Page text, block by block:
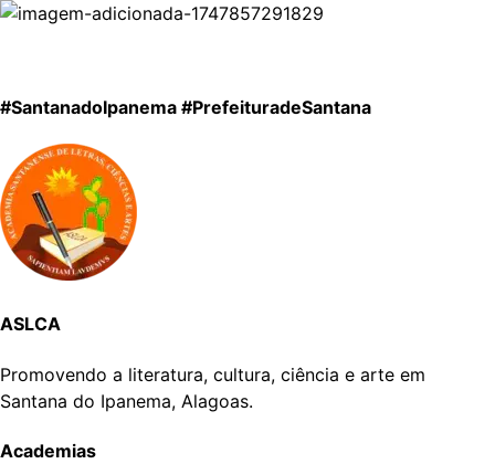
#SantanadoIpanema #PrefeituradeSantana
ASLCA
Promovendo a literatura, cultura, ciência e arte em
Santana do Ipanema, Alagoas.
Academias